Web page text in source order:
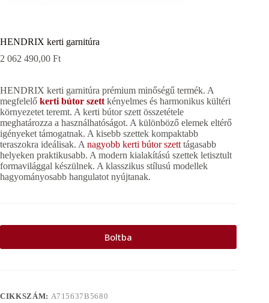
HENDRIX kerti garnitúra
2 062 490,00 Ft
HENDRIX kerti garnitúra prémium minőségű termék. A
megfelelő kerti bútor szett kényelmes és harmonikus kültéri
környezetet teremt. A kerti bútor szett összetétele
meghatározza a használhatóságot. A különböző elemek eltérő
igényeket támogatnak. A kisebb szettek kompaktabb
teraszokra ideálisak. A nagyobb kerti bútor szett tágasabb
helyeken praktikusabb. A modern kialakítású szettek letisztult
formavilággal készülnek. A klasszikus stílusú modellek
hagyományosabb hangulatot nyújtanak.
Boltba
CIKKSZÁM: A715637B5680